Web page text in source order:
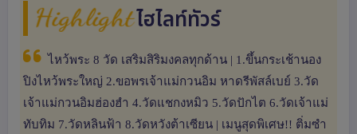
Highlight ไฮไลท์ทัวร์
ไหว้พระ 8 วัด เสริมสิริมงคลทุกด้าน | 1.ขึ้นกระเช้านอง
ปิงไหว้พระใหญ่ 2.ขอพรเจ้าแม่กวนอิม หาดรีพัสล์เบย์ 3.วัด
เจ้าแม่กวนอิมฮ่องฮำ 4.วัดแชกงหมิว 5.วัดปักไต 6.วัดเจ้าแม่
ทับทิม 7.วัดหลินฟ้า 8.วัดหวังต้าเซียน | เมนูสุดพิเศษ!! ติ่มซำ